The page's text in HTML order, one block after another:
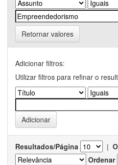
Retornar valores
Adicionar filtros:
Utilizar filtros para refinar o
Resultados/Página |
Ordenar